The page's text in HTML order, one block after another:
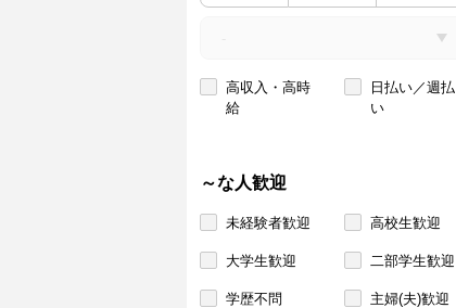
高収入・高時
給
日払い／週払
い
～な人歓迎
未経験者歓迎 高校生歓迎
大学生歓迎 二部学生歓迎
学歴不問 主婦(夫)歓迎